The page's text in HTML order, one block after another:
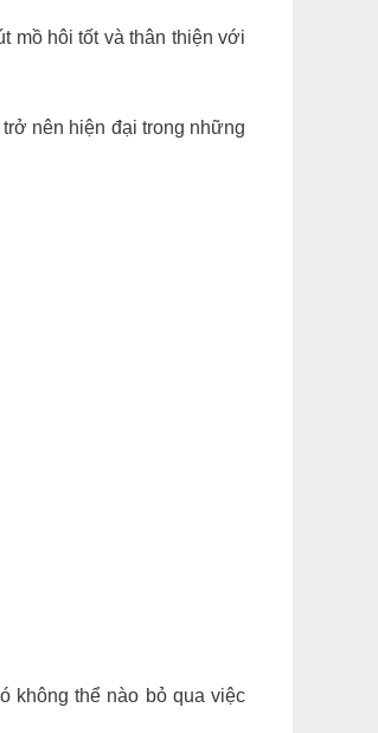
mồ hôi tốt và thân thiện với
nên hiện đại trong những
không thể nào bỏ qua việc